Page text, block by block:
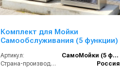
Комплект для Мойки
Самообслуживания (5 функции)
Артикул:
СамоМойки (5 функции)
Страна-производитель:
Россия